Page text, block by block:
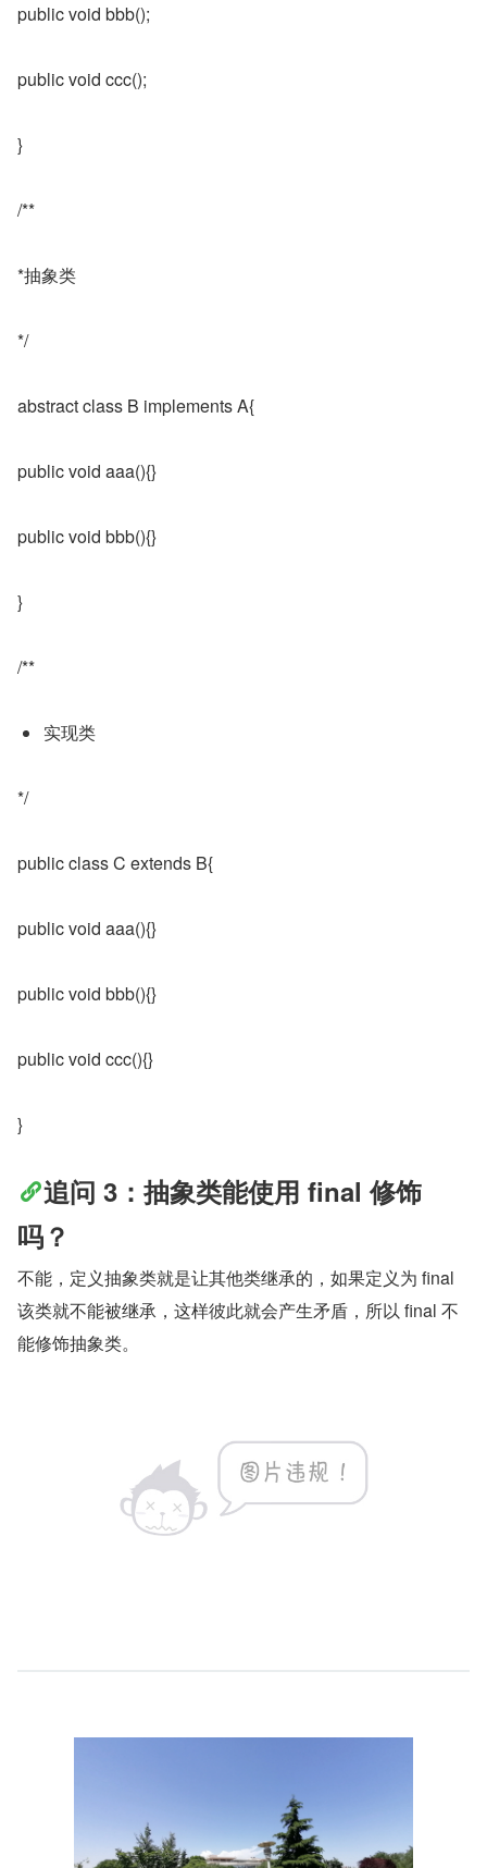
public void bbb();
public void ccc();
}
/**
*抽象类
*/
abstract class B implements A{
public void aaa(){}
public void bbb(){}
}
/**
实现类
*/
public class C extends B{
public void aaa(){}
public void bbb(){}
public void ccc(){}
}
追问 3：抽象类能使用 final 修饰
吗？
不能，定义抽象类就是让其他类继承的，如果定义为 final
该类就不能被继承，这样彼此就会产生矛盾，所以 final 不
能修饰抽象类。